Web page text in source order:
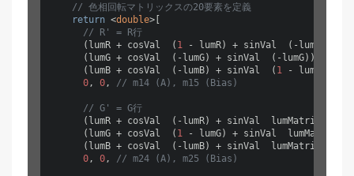
// 色相回転マトリックスの20要素を定義
return <double>[
// R' = R行
      (lumR + cosVal  (
1 - lumR) + sinVal  (-lumR)),
      (lumG + cosVal  (-lumG) + sinVal  (-lumG)),
      (lumB + cosVal  (-lumB) + sinVal  (
1 - lumB)),
0 , 0 , // m14 (A), m15 (Bias)
// G' = G行
(lumR + cosVal  (-lumR) + sinVal
      (lumG + cosVal  (
1
- lumG) + sinVal
(lumB + cosVal  (-lumB) + sinVal
0 , 0 , // m24 (A), m25 (Bias)